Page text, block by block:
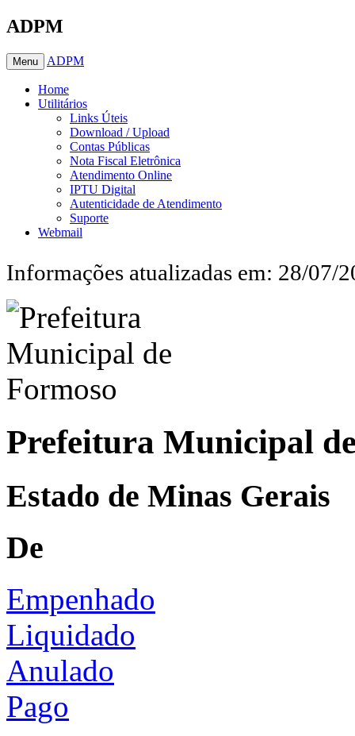
ADPM
Menu ADPM
Home
Utilitários
Links Úteis
Download / Upload
Contas Públicas
Nota Fiscal Eletrônica
Atendimento Online
IPTU Digital
Autenticidade de Atendimento
Suporte
Webmail
Informações atualizadas em: 28/07/
Prefeitura Municipal
Estado de Minas Gerais
De
Empenhado
Liquidado
Anulado
Pago